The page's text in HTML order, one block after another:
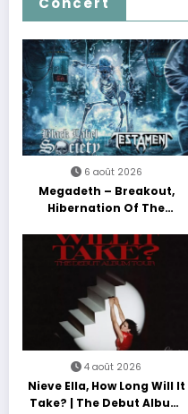
6 août 2026
Megadeth – Breakout,
Hibernation Of The
4 août 2026
Nieve Ella, How Long Will It
Take? | The Debut Album